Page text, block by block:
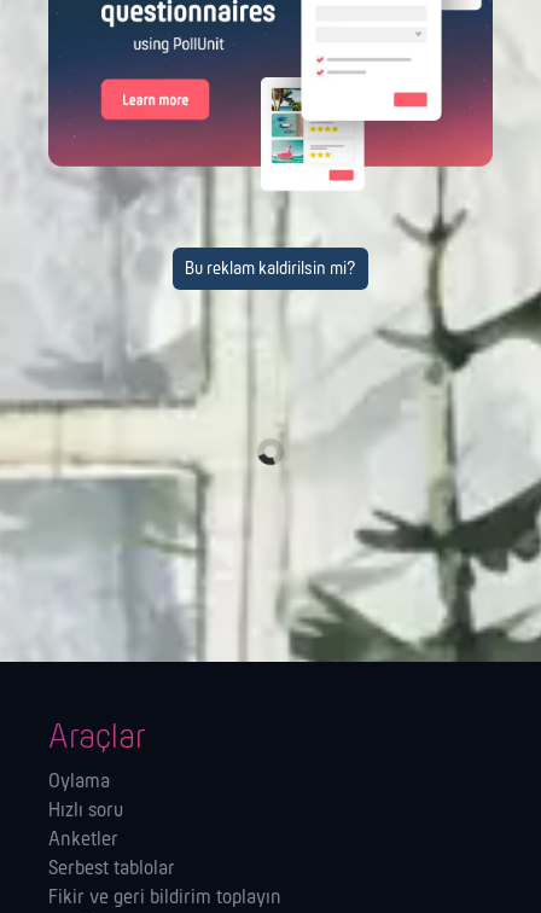
Bu reklam kaldirilsin mi?
Araçlar
Oylama
Hızlı soru
Anketler
Serbest tablolar
Fikir ve geri bildirim toplayın